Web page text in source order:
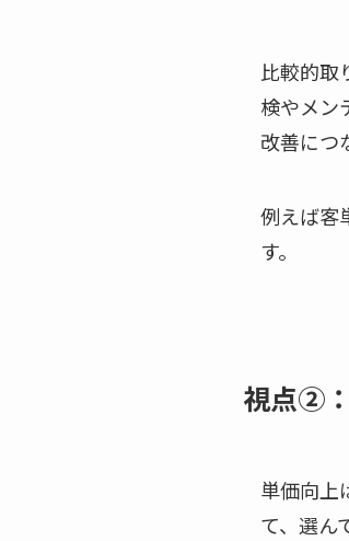
比較的取
検やメン
改善につ
例えば客
す。
視点②
単価向上
て、選ん